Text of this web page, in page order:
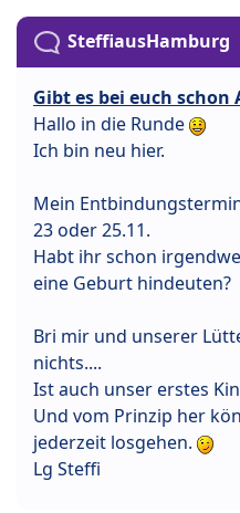
SteffiausHamburg
Gibt es bei euch schon
Hallo in die Runde
Ich bin neu hier.
Mein
23 oder 25.11.
Habt ihr schon
eine Geburt hindeuten?
Bri mir und unserer
nichts....
Ist auch unser erstes
Und vom Prinzip her
jederzeit losgehen.
Lg Steffi